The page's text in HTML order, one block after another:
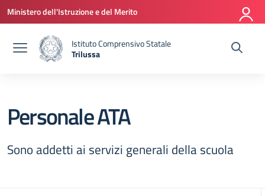
Vai ai contenuti
Vai al menu di navigazione
Vai al footer
Ministero dell'Istruzione e del Merito
Istituto Comprensivo Statale
Trilussa
Personale ATA
Sono addetti ai servizi generali della scuola